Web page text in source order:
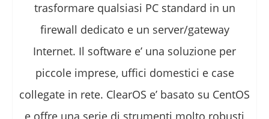
trasformare qualsiasi PC standard in un
firewall dedicato e un server/gateway
Internet. Il software e’ una soluzione per
piccole imprese, uffici domestici e case
collegate in rete. ClearOS e’ basato su CentOS